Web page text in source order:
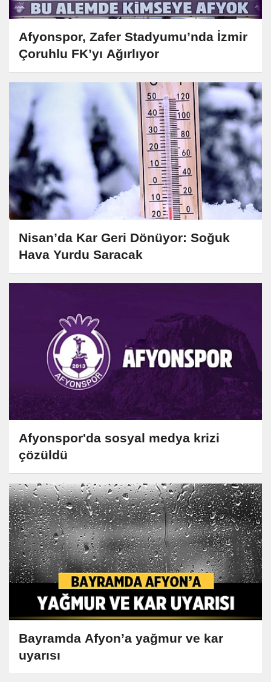
Afyonspor, Zafer Stadyumu’nda İzmir
Çoruhlu FK’yı Ağırlıyor
Nisan’da Kar Geri Dönüyor: Soğuk
Hava Yurdu Saracak
Afyonspor'da sosyal medya krizi
çözüldü
Bayramda Afyon’a yağmur ve kar
uyarısı